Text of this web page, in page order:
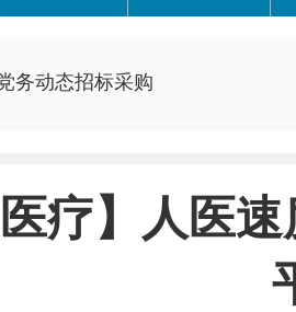
务动态招标采购
医疗】人医